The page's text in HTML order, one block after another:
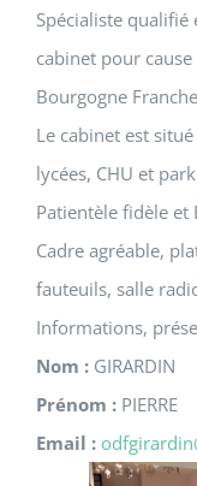
Spécialiste qualifié
cabinet pour
Bourgogne
Le cabinet est
lycées, CHU et
Patientèle fidèle et
Cadre agréable,
fauteuils, salle
Informations,
Nom : GIRARDIN
Prénom : PIERRE
Email :